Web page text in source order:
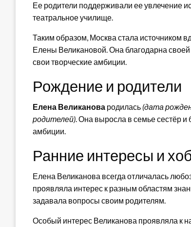
Ее родители поддерживали ее увлечение
театральное училище.
Таким образом, Москва стала источником
Елены Великановой. Она благодарна
свои творческие амбиции.
Рождение и родители
Елена Великанова родилась (дата
родителей). Она выросла в семье сестёр
амбиции.
Ранние интересы и
Елена Великанова всегда отличалась
проявляла интерес к разным областям
задавала вопросы своим родителям.
Особый интерес Великанова проявляла к